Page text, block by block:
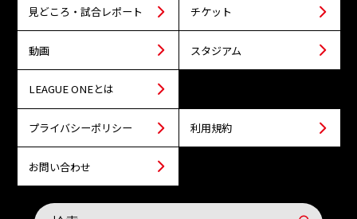
見どころ・試合レポート チケット
動画 スタジアム
LEAGUE ONEとは
プライバシーポリシー 利用規約
お問い合わせ